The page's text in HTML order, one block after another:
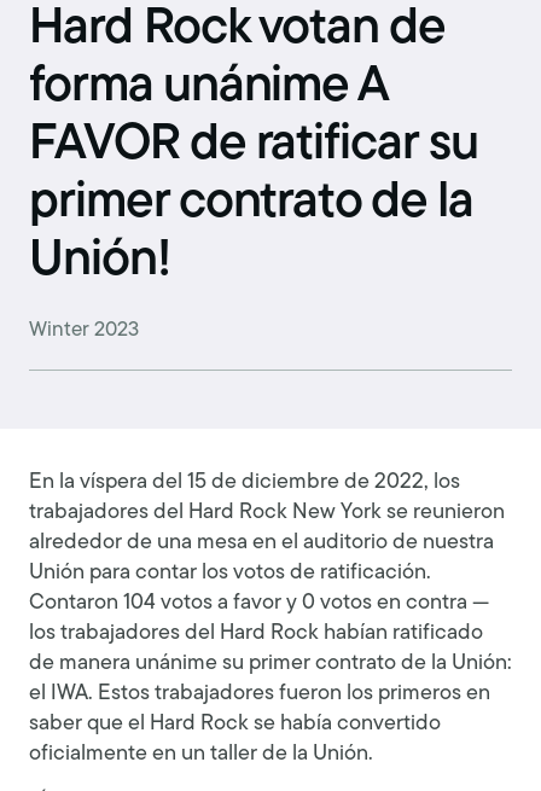
Hard Rock votan de
forma unánime A
FAVOR de ratificar su
primer contrato de la
Unión!
Winter 2023
En la víspera del 15 de diciembre de 2022, los
trabajadores del Hard Rock New York se reunieron
alrededor de una mesa en el auditorio de nuestra
Unión para contar los votos de ratificación.
Contaron 104 votos a favor y 0 votos en contra —
los trabajadores del Hard Rock habían ratificado
de manera unánime su primer contrato de la Unión:
el IWA. Estos trabajadores fueron los primeros en
saber que el Hard Rock se había convertido
oficialmente en un taller de la Unión.